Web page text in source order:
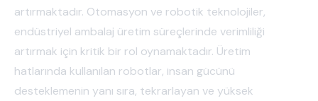
artırmaktadır. Otomasyon ve robotik teknolojiler,
endüstriyel ambalaj üretim süreçlerinde verimliliği
artırmak için kritik bir rol oynamaktadır. Üretim
hatlarında kullanılan robotlar, insan gücünü
desteklemenin yanı sıra, tekrarlayan ve yüksek